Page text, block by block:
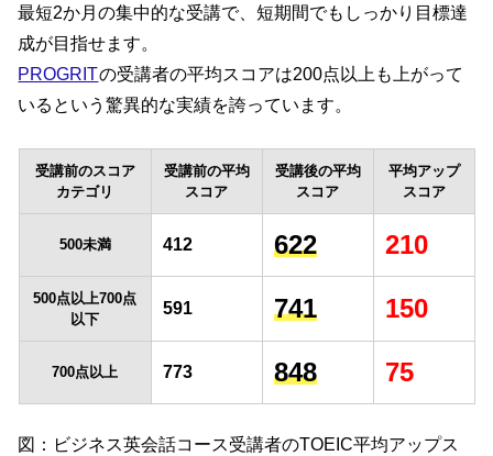
最短2か月の集中的な受講で、短期間でもしっかり目標達
成が目指せます。
PROGRITの受講者の平均スコアは200点以上も上がって
いるという驚異的な実績を誇っています。
受講前のスコア
カテゴリ
受講前の平均
スコア
受講後の平均
スコア
平均アップ
スコア
500未満 412 622 210
500点以上700点
以下
591 741 150
700点以上 773 848 75
図：ビジネス英会話コース受講者のTOEIC平均アップス